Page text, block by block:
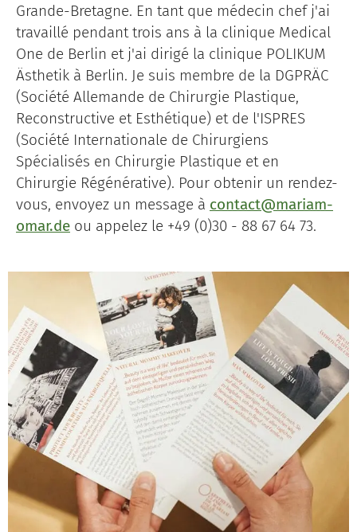
Grande-Bretagne. En tant que médecin chef j'ai
travaillé pendant trois ans à la clinique Medical
One de Berlin et j'ai dirigé la clinique POLIKUM
Ästhetik à Berlin. Je suis membre de la DGPRÄC
(Société Allemande de Chirurgie Plastique,
Reconstructive et Esthétique) et de l'ISPRES
(Société Internationale de Chirurgiens
Spécialisés en Chirurgie Plastique et en
Chirurgie Régénérative). Pour obtenir un rendez-
vous, envoyez un message à contact@mariam-
omar.de ou appelez le +49 (0)30 - 88 67 64 73.